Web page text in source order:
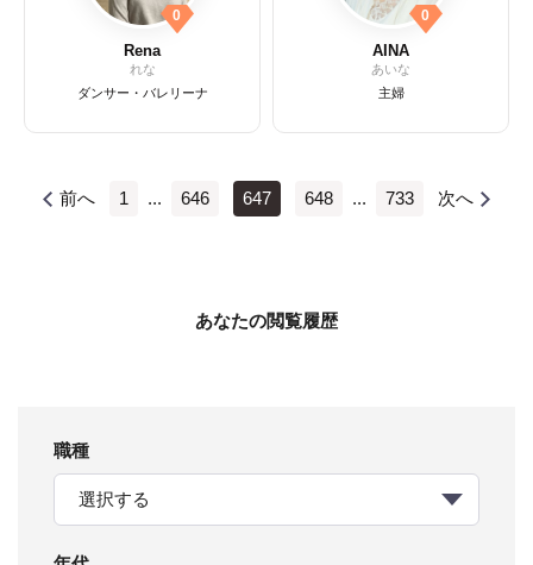
0
Rena
れな
ダンサー・バレリーナ
0
AINA
あいな
主婦
前へ 1 ... 646 647 648 ... 733 次へ
あなたの閲覧履歴
職種
選択する